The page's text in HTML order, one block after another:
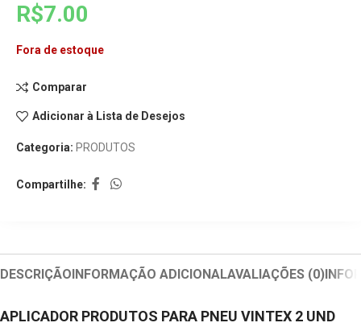
R$7.00
Fora de estoque
Comparar
Adicionar à Lista de Desejos
Categoria: PRODUTOS
Compartilhe:
DESCRIÇÃOINFORMAÇÃO ADICIONALAVALIAÇÕES (0)
APLICADOR PRODUTOS PARA PNEU VINTEX 2 UND